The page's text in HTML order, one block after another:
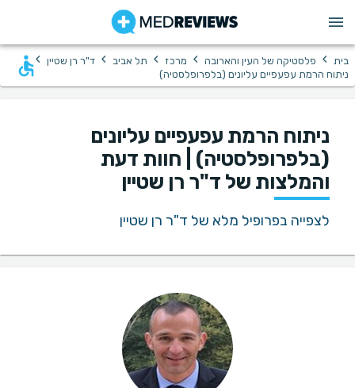
בית › פלסטיקה של העין והארובה › מרכז › תל אביב › ד"ר רן שטיין ›
ניתוח הרמת עפעפיים עליונים (בלפרופלסטיה)
ניתוח הרמת עפעפיים עליונים
(בלפרופלסטיה) | חוות דעת
והמלצות של ד"ר רן שטיין
לצפייה בפרופיל מלא של ד"ר רן שטיין